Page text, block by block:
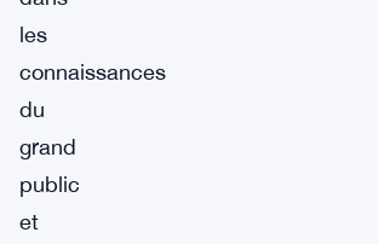
les
connaissances
du
grand
public
et